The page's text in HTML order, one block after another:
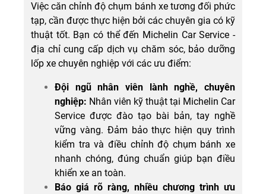
Việc căn chỉnh độ chụm bánh xe tương đối phức
tạp, cần được thực hiện bởi các chuyên gia có kỹ
thuật tốt. Bạn có thể đến Michelin Car Service -
địa chỉ cung cấp dịch vụ chăm sóc, bảo dưỡng
lốp xe chuyên nghiệp với các ưu điểm:
Đội ngũ nhân viên lành nghề, chuyên
nghiệp: Nhân viên kỹ thuật tại Michelin Car
Service được đào tạo bài bản, tay nghề
vững vàng. Đảm bảo thực hiện quy trình
kiểm tra và điều chỉnh độ chụm bánh xe
nhanh chóng, đúng chuẩn giúp bạn điều
khiển xe an toàn.
Báo giá rõ ràng, nhiều chương trình ưu